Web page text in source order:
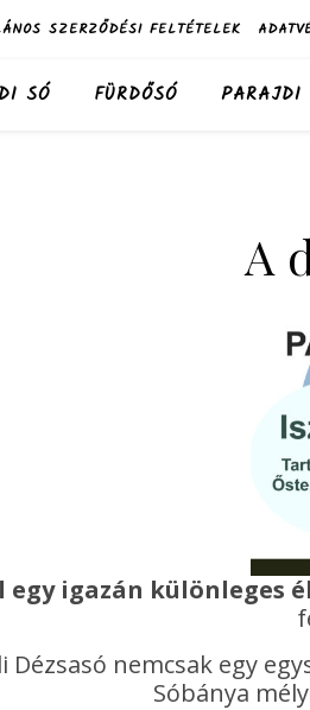
SZERZŐDÉSI FELTÉTELEK
SÓ FÜRDŐSÓ PARAJDI
A
egy igazán különleges
Dézsasó nemcsak egy
Sóbánya